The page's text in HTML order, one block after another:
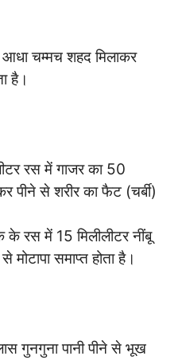
चम्मच शहद मिलाकर
है।
रस में गाजर का 50
पीने से शरीर का फैट (चर्बी)
के रस में 15 मिलीलीटर नींबू
मोटापा समाप्त होता है।
गुनगुना पानी पीने से भूख